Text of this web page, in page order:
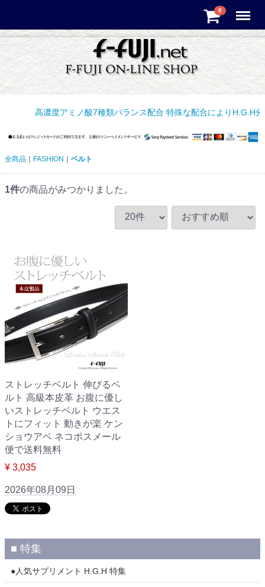
0 Menu
高濃度アミノ酸7種類バランス配合 特殊な配合によりH.G.H分
全商品 FASHION ベルト
1件の商品がみつかりました。
ストレッチベルト 伸びるベ
ルト 高級本皮革 お腹に優し
いストレッチベルト ウエス
トにフィット 動きが楽 ケン
ショウアベ ネコポスメール
便で送料無料
¥ 3,035
2026年08月09日
■ 特集
●人気サプリメント H.G.H 特集